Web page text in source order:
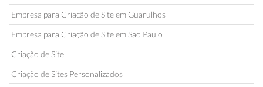
Empresa para Criação de Site em Guarulhos
Empresa para Criação de Site em Sao Paulo
Criação de Site
Criação de Sites Personalizados